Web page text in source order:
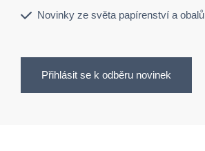
Novinky ze světa papírenství a obalů
Přihlásit se k odběru novinek